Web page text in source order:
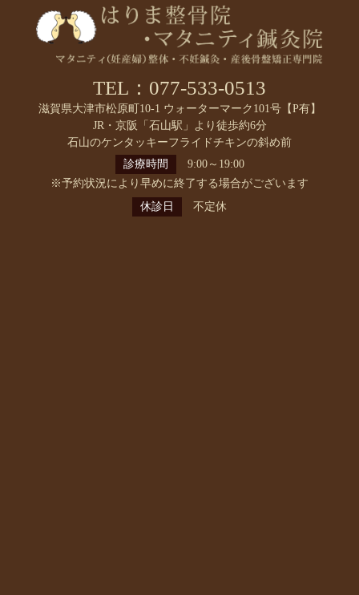
TEL：077-533-0513
滋賀県大津市松原町10-1 ウォーターマーク101号【P有】
JR・京阪「石山駅」より徒歩約6分
石山のケンタッキーフライドチキンの斜め前
診療時間
9:00～19:00
※予約状況により早めに終了する場合がございます
休診日
不定休